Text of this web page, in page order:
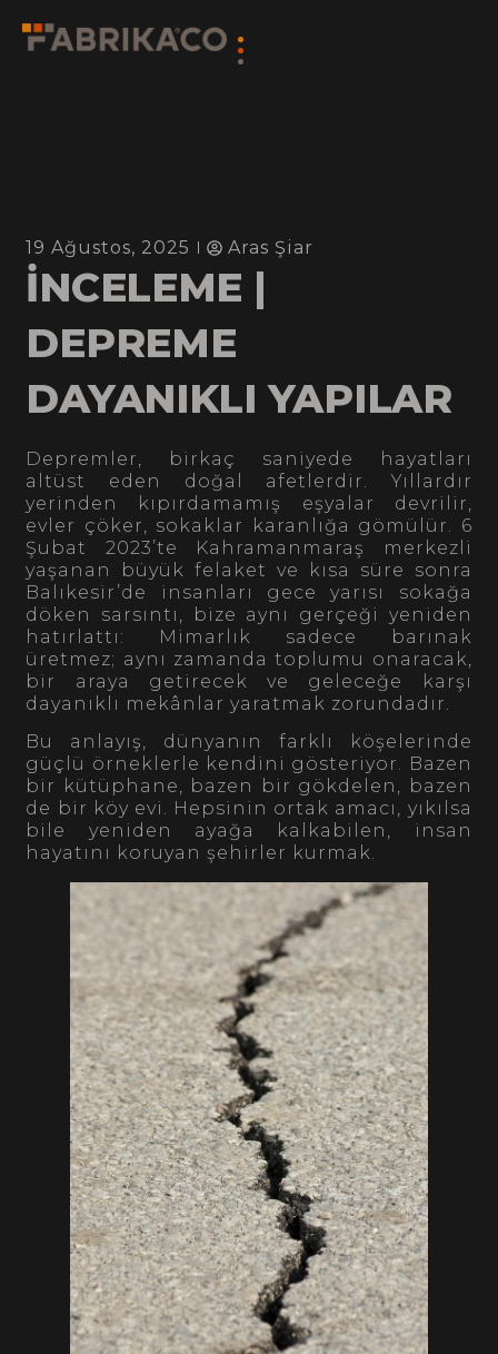
19 Ağustos, 2025 Aras Şiar
İNCELEME |
DEPREME
DAYANIKLI YAPILAR
Depremler, birkaç saniyede hayatları
altüst eden doğal afetlerdir. Yıllardır
yerinden kıpırdamamış eşyalar devrilir,
evler çöker, sokaklar karanlığa gömülür. 6
Şubat 2023’te Kahramanmaraş merkezli
yaşanan büyük felaket ve kısa süre sonra
Balıkesir’de insanları gece yarısı sokağa
döken sarsıntı, bize aynı gerçeği yeniden
hatırlattı: Mimarlık sadece barınak
üretmez; aynı zamanda toplumu onaracak,
bir araya getirecek ve geleceğe karşı
dayanıklı mekânlar yaratmak zorundadır.
Bu anlayış, dünyanın farklı köşelerinde
güçlü örneklerle kendini gösteriyor. Bazen
bir kütüphane, bazen bir gökdelen, bazen
de bir köy evi. Hepsinin ortak amacı, yıkılsa
bile yeniden ayağa kalkabilen, insan
hayatını koruyan şehirler kurmak.